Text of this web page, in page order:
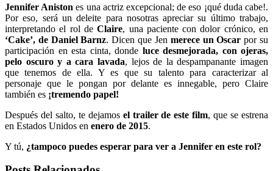
Jennifer Aniston es una actriz excepcional; de eso ¡qué duda cabe!.
Por eso, será un deleite para nosotras apreciar su último trabajo,
interpretando el rol deClaire, una paciente con dolor crónico, en
‘Cake’, de Daniel Barnz. Dicen que Jen merece un Oscar por su
participación en esta cinta, donde luce desmejorada, con ojeras,
pelo oscuro y a cara lavada, lejos de la despampanante imagen
que tenemos de ella. Y es que su talento para caracterizar al
personaje que le pongan por delante es innegable, pero Claire
también es ¡tremendo papel!
Después del salto, te dejamos el trailer de este film, que se estrena
en Estados Unidos en enero de 2015.
Y tú, ¿tampoco puedes esperar para ver a Jennifer en este rol?